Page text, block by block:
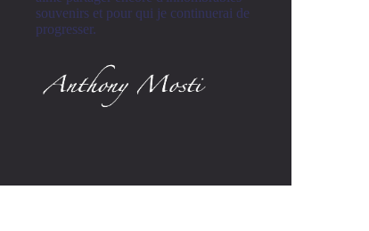
souvenirs et pour qui je continuerai de
progresser.